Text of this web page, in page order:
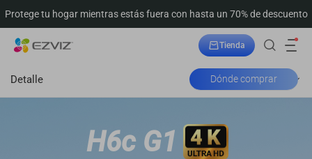
Protege tu hogar mientras estás fuera con hasta un 70% de descuento
Tienda
Detalle Dónde comprar
H6c G1